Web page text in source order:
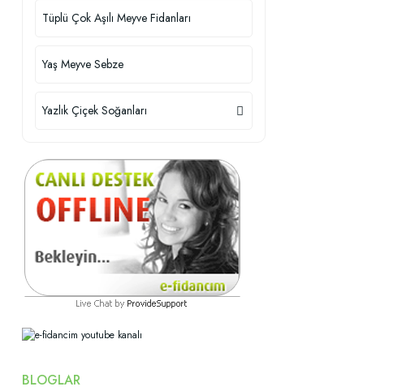
Tüplü Çok Aşılı Meyve Fidanları
Yaş Meyve Sebze
Yazlık Çiçek Soğanları
BLOGLAR